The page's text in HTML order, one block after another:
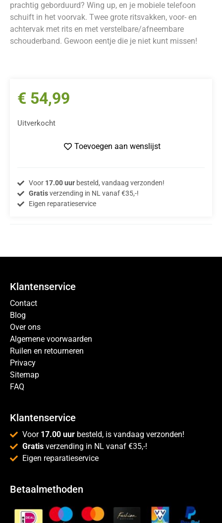
prachtig geborduurd? Wing up, en je mobiele telefoon
schuift in het voorvak. Twee grote ritsvakken, voor- en
achtervak ​​met rits en met verstelbare/afneembare
schouderband. Gewoon eentje die je niet kunt missen!
€ 54,99
Uitverkocht
Toevoegen aan wenslijst
Voor 17.00 uurbesteld, vandaag verzonden!
Gratisverzending in NL vanaf €35,-!
Eigen reparatieservice
Klantenservice
Contact
Blog
Over ons
Algemene voorwaarden
Ruilen en retourneren
Privacy
Sitemap
FAQ
Klantenservice
Voor 17.00 uur besteld, is vandaag verzonden!
Gratis verzending in NL vanaf €35,-!
Eigen reparatieservice
Betaalmethoden